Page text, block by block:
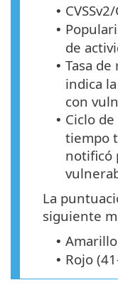
•
•
de
• Tasa
indica
con
• Ciclo
tiempo
notificó
La
siguiente
•
• Rojo